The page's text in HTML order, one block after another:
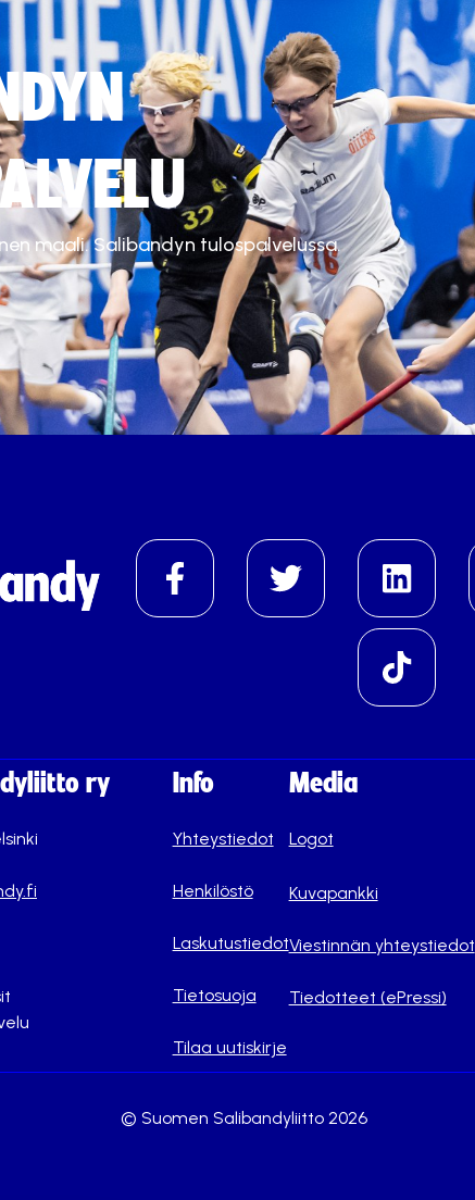
maali. Salibandyn tulospalvelussa.
ry Info
Yhteystiedot
Henkilöstö
Laskutustiedot
Tietosuoja
Tilaa uutiskirje
Media
Logot
Kuvapankki
Viestinnän yhteystiedot
Tiedotteet (ePressi)
© Suomen Salibandyliitto 2026